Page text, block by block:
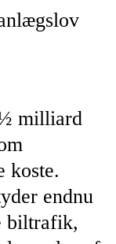
milliard
koste.
endnu
biltrafik,